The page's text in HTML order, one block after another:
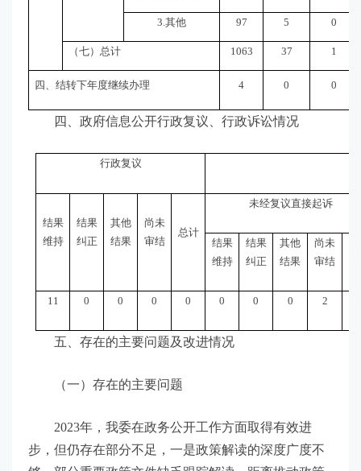
3.其他 97 5 0
（七）总计 1063 37 1
四、结转下年度继续办理 4 0 0
四、政府信息公开行政复议、行政诉讼情况
行政复议
结果
维持
结果
纠正
其他
结果
尚未
审结
总计
未经复议直接起诉
结果
维持
结果
纠正
其他
结果
尚未
审结
11 0 0 0 0 0 0 0 2
五、存在的主要问题及改进情况
（一）存在的主要问题
2023年，我委在政务公开工作方面取得有效进
步，但仍存在部分不足，一是政策解读的深度广度不